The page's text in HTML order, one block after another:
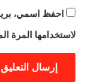
احفظ اسمي،
لاستخدامها المرة